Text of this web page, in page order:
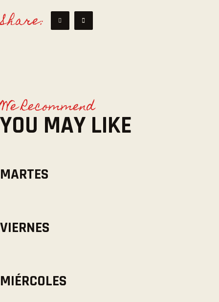
Share:
We Recommend
YOU MAY LIKE
MARTES
VIERNES
MIÉRCOLES